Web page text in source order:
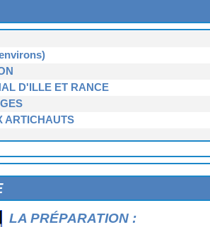
D'ILLE ET RANCE
ARTICHAUTS
LA PRÉPARATION :